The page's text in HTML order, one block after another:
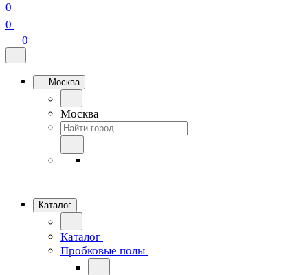
0
0
0
Москва
Москва
Каталог
Каталог
Пробковые полы